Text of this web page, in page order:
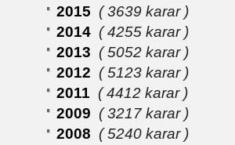
2015 ( 3639 karar )
2014 ( 4255 karar )
2013 ( 5052 karar )
2012 ( 5123 karar )
2011 ( 4412 karar )
2009 ( 3217 karar )
2008 ( 5240 karar )